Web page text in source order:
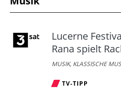
Lucerne
Rana spielt
MUSIK, KLASSISCHE
TV-TIPP